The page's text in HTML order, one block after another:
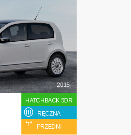
2015
HATCHBACK 5DR
RĘCZNA
PRZEDNI